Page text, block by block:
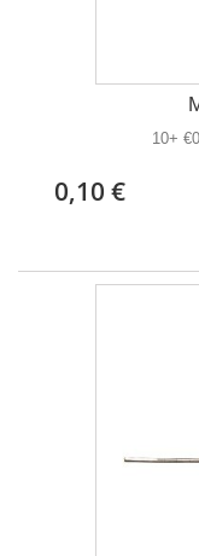
10+
0,10 €